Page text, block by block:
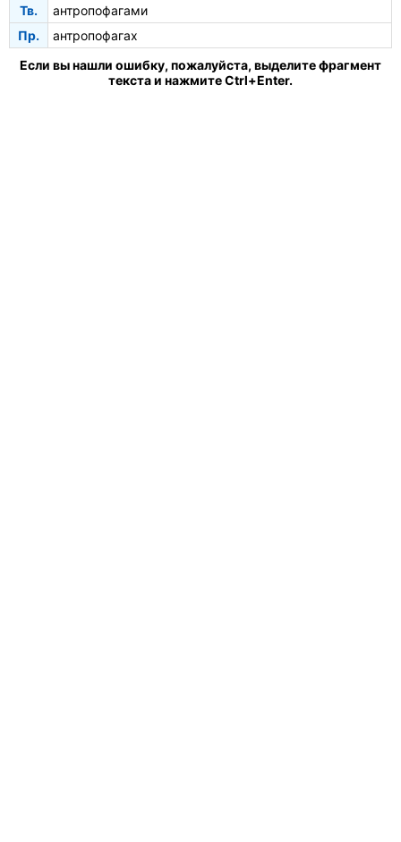
Тв.
антропофагами
Пр.
антропофагах
Если вы нашли ошибку, пожалуйста, выделите фрагмент
текста и нажмите Ctrl+Enter.